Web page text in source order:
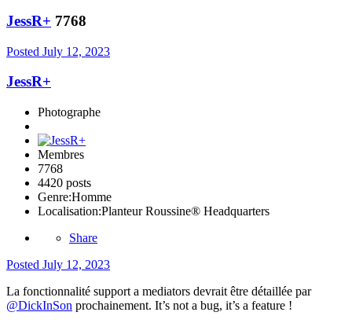
JessR+ 7768
Posted July 12, 2023
JessR+
Photographe
Membres
7768
4420 posts
Genre:Homme
Localisation:Planteur Roussine® Headquarters
Share
Posted July 12, 2023
La fonctionnalité support a mediators devrait être détaillée par
@DickInSon prochainement. It’s not a bug, it’s a feature !